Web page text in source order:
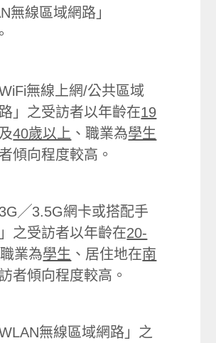
無線區域網路」
無線上網/公共區域
」之受訪者以年齡在19
及40歲以上 、職業為學生
傾向程度較高。
網卡或搭配手
之受訪者以年齡在20-
職業為學生 、居住地在南
者傾向程度較高。
無線區域網路」之